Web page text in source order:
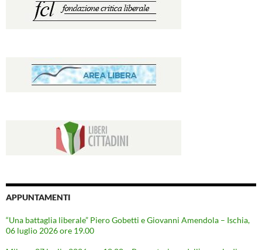
APPUNTAMENTI
“Una battaglia liberale” Piero Gobetti e Giovanni Amendola – Ischia,
06 luglio 2026 ore 19.00